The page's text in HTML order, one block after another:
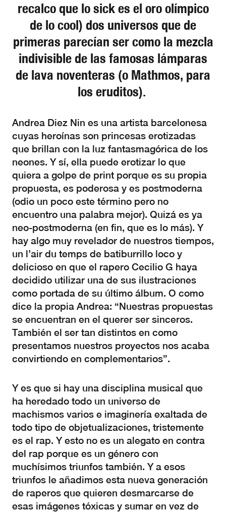
recalco que lo sick es el oro olímpico
de lo cool) dos universos que de
primeras parecían ser como la mezcla
indivisible de las famosas lámparas
de lava noventeras (o Mathmos, para
los eruditos).
Andrea Diez Nin es una artista barcelonesa
cuyas heroínas son princesas erotizadas
que brillan con la luz fantasmagórica de los
neones. Y sí, ella puede erotizar lo que
quiera a golpe de print porque es su propia
propuesta, es poderosa y es postmoderna
(odio un poco este término pero no
encuentro una palabra mejor). Quizá es ya
neo-postmoderna (en fin, que es lo más). Y
hay algo muy revelador de nuestros tiempos,
un l’air du temps de batiburrillo loco y
delicioso en que el rapero Cecilio G haya
decidido utilizar una de sus ilustraciones
como portada de su último álbum. O como
dice la propia Andrea: “Nuestras propuestas
se encuentran en el querer ser sinceros.
También el ser tan distintos en como
presentamos nuestros proyectos nos acaba
convirtiendo en complementarios”.
Y es que si hay una disciplina musical que
ha heredado todo un universo de
machismos varios e imaginería exaltada de
todo tipo de objetualizaciones, tristemente
es el rap. Y esto no es un alegato en contra
del rap porque es un género con
muchísimos triunfos también. Y a esos
triunfos le añadimos esta nueva generación
de raperos que quieren desmarcarse de
esas imágenes tóxicas y sumar en vez de